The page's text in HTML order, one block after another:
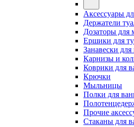
Аксессуары
Держатели
Дозаторы для
Ершики для
Занавески
Карнизы и
Коврики для
Крючки
Мыльницы
Полки для
Прочие
Стаканы для